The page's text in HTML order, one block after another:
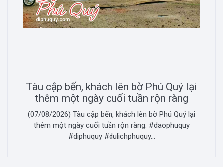
Tàu cập bến, khách lên bờ Phú Quý lại
thêm một ngày cuối tuần rộn ràng
(07/08/2026) Tàu cập bến, khách lên bờ Phú Quý lại
thêm một ngày cuối tuần rộn ràng. #daophuquy
#diphuquy #dulichphuquy...